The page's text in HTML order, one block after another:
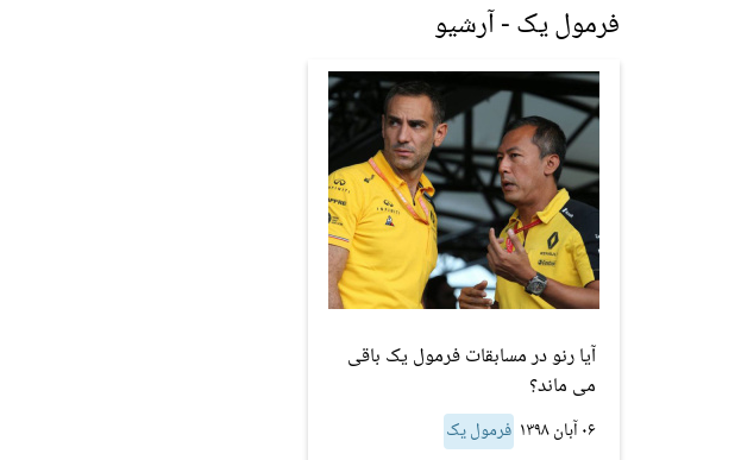
فرمول یک - آرشیو
آیا رنو در مسابقات فرمول یک باقی
می ماند؟
۰۶ آبان ۱۳۹۸ فرمول یک